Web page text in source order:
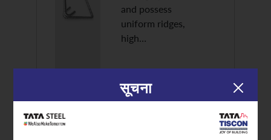
and possess
uniform ridges,
high…
Discover More
सूचना